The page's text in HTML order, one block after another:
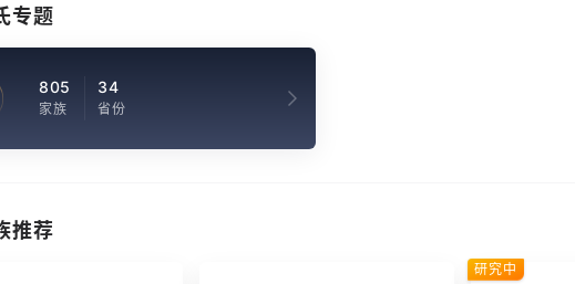
专题
805
家族
34
省份
推荐
研究中